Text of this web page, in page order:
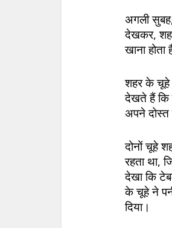
अगली
देखकर,
खाना
शहर के चूहे
देखते हैं कि
अपने दोस्त
दोनों चूहे
रहता था,
देखा कि
के चूहे ने
दिया।